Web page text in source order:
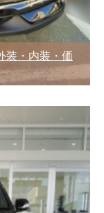
装・内装・価